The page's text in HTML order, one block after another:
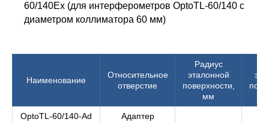
60/140Ex (для интерферометров OptoTL-60/140 с
диаметром коллиматора 60 мм)
Наименование
Относительное
отверстие
Радиус
эталонной
поверхности,
мм
OptoTL-60/140-Ad Адаптер